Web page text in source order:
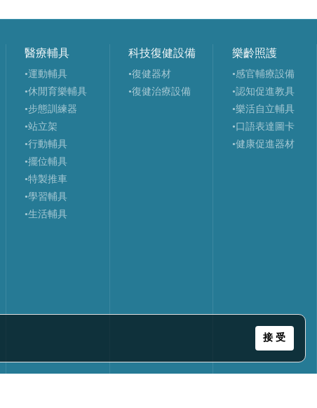
接 受
醫療輔具
•運動輔具
•休閒育樂輔具
•步態訓練器
•站立架
•行動輔具
•擺位輔具
•特製推車
•學習輔具
•生活輔具
科技復健設備
•復健器材
•復健治療設備
樂齡照護
•感官輔療設備
•認知促進教具
•樂活自立輔具
•口語表達圖卡
•健康促進器材